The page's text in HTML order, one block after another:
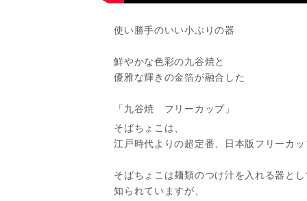
使い勝手のいい小ぶりの器
鮮やかな色彩の九谷焼と
優雅な輝きの金箔が融合した
「九谷焼 フリーカップ」
そばちょこは、
江戸時代よりの超定番、日本版フリーカッ
そばちょこは麺類のつけ汁を入れる器とし
知られていますが、